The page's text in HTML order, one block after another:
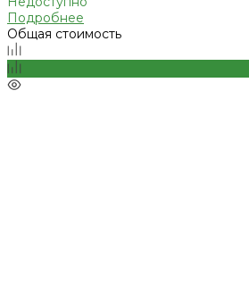
Подробнее
Общая стоимость